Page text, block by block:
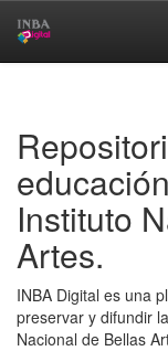
Instituto
Artes.
INBA Digital es una
preservar y difundir
Nacional de Bellas